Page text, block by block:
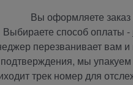
Вы оформляете заказ
Выбираете способ оплаты -
перезванивает вам и
мы
трек номер для